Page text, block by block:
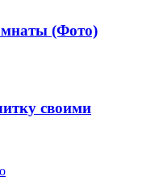
(Фото)
своими